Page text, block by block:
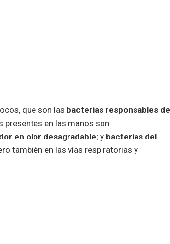
que son las bacterias responsables de
presentes en las manos son
en olor desagradable; y bacterias del
también en las vías respiratorias y